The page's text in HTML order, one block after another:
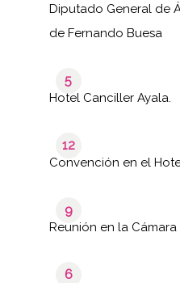
Diputado General de Álava (1 de 4).
de Fernando Buesa
5
Hotel Canciller Ayala.
12
Convención en el
9
Reunión en la Cámara
6